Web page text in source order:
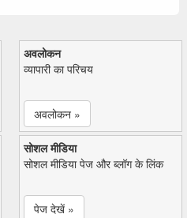
अवलोकन
व्यापारी का परिचय
अवलोकन »
सोशल मीडिया
सोशल मीडिया पेज और ब्लॉग के लिंक
पेज देखें »